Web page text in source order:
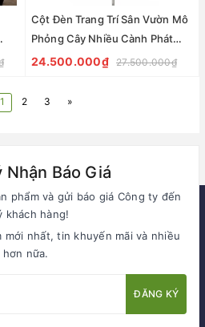
Cột Đèn Trang Trí Sân Vườn Mô
Phỏng Cây Nhiều Cành Phát
Sáng Cao 5M ZCV ZALAA LED
24.500.000₫ 27.500.000₫
1 2 3 »
Nhận Báo Giá
phẩm và gửi báo giá Công ty đến
khách hàng!
mới nhất, tin khuyến mãi và nhiều
hơn nữa.
ĐĂNG KÝ